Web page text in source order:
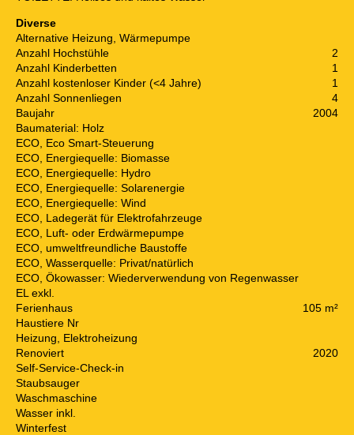
Diverse
Alternative Heizung, Wärmepumpe
Anzahl Hochstühle
2
Anzahl Kinderbetten
1
Anzahl kostenloser Kinder (<4 Jahre)
1
Anzahl Sonnenliegen
4
Baujahr
2004
Baumaterial: Holz
ECO, Eco Smart-Steuerung
ECO, Energiequelle: Biomasse
ECO, Energiequelle: Hydro
ECO, Energiequelle: Solarenergie
ECO, Energiequelle: Wind
ECO, Ladegerät für Elektrofahrzeuge
ECO, Luft- oder Erdwärmepumpe
ECO, umweltfreundliche Baustoffe
ECO, Wasserquelle: Privat/natürlich
ECO, Ökowasser: Wiederverwendung von Regenwasser
EL exkl.
Ferienhaus
105 m²
Haustiere Nr
Heizung, Elektroheizung
Renoviert
2020
Self-Service-Check-in
Staubsauger
Waschmaschine
Wasser inkl.
Winterfest